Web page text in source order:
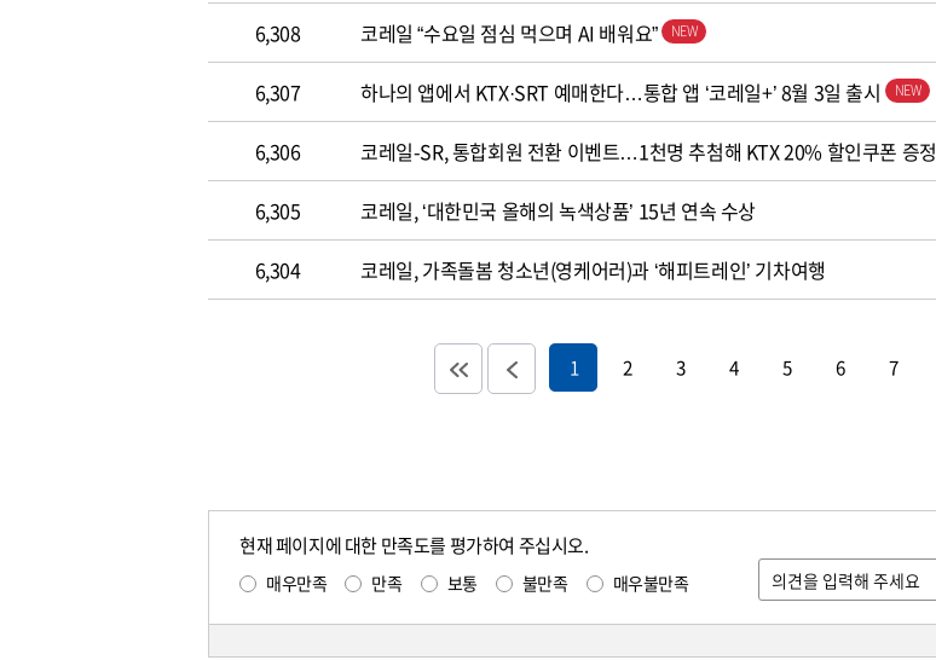
6,308 코레일 “수요일 점심 먹으며 AI 배워요”
6,307 하나의 앱에서 KTX·SRT 예매한다…통합 앱 ‘코레일+’ 8월 3일 출시
6,306 코레일-SR, 통합회원 전환 이벤트…1천명 추첨해 KTX 20% 할인쿠폰 증정
6,305 코레일, ‘대한민국 올해의 녹색상품’ 15년 연속 수상
6,304 코레일, 가족돌봄 청소년(영케어러)과 ‘해피트레인’ 기차여행
1 2 3 4 5 6 7
현재 페이지에 대한 만족도를 평가하여 주십시오.
매우만족 만족 보통 불만족 매우불만족